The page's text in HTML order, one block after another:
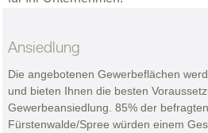
Ansiedlung
Die angebotenen Gewerbe­flächen
und bieten Ihnen die besten
Gewerbeansiedlung. 85% der
Fürstenwalde/Spree würden einem